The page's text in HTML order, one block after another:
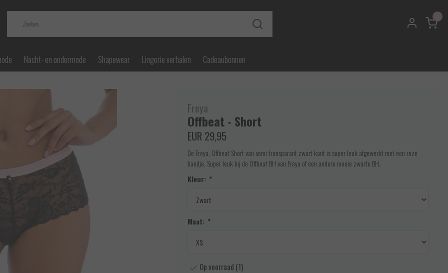
Nacht- en ondermode Shapewear Lingerie verhalen Cadeaubonnen
Freya
Offbeat - Short
EUR 29,95
De Freya, Offbeat Short van semi transparant zwart kant is super leuk afgewerkt met een roze
bandje. Super leuk bij de Offbeat BH van Freya of een andere mooie zwarte BH.
Kleur: *
Maat: *
Op voorraad (1)